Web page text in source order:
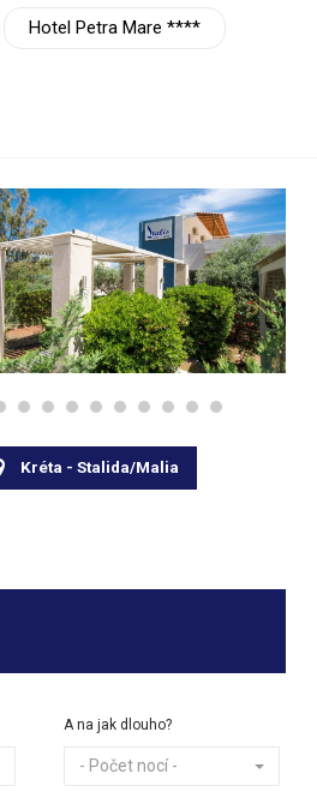
Hotel Petra Mare ****
Kréta - Stalida/Malia
A na jak dlouho?
- Počet nocí -